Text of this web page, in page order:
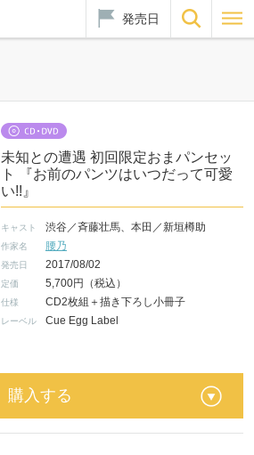
発売日
未知との遭遇 初回限定おまパンセッ
ト 『お前のパンツはいつだって可愛
い!!』
キャスト 渋谷／斉藤壮馬、本田／新垣樽助
作家名 腰乃
発売日 2017/08/02
定価 5,700円（税込）
仕様 CD2枚組＋描き下ろし小冊子
レーベル Cue Egg Label
購入する